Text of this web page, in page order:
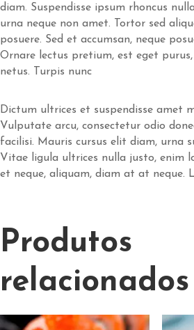
diam. Suspendisse ipsum rhoncus
urna neque non amet. Tortor sed
posuere. Sed et accumsan, neque
Ornare lectus pretium, est eget
netus. Turpis nunc
Dictum ultrices et suspendisse amet
Vulputate arcu, consectetur odio
facilisi. Mauris cursus elit diam, urna
Vitae ligula ultrices nulla justo, enim
et neque, aliquam, diam at at neque.
Produtos
relacionados